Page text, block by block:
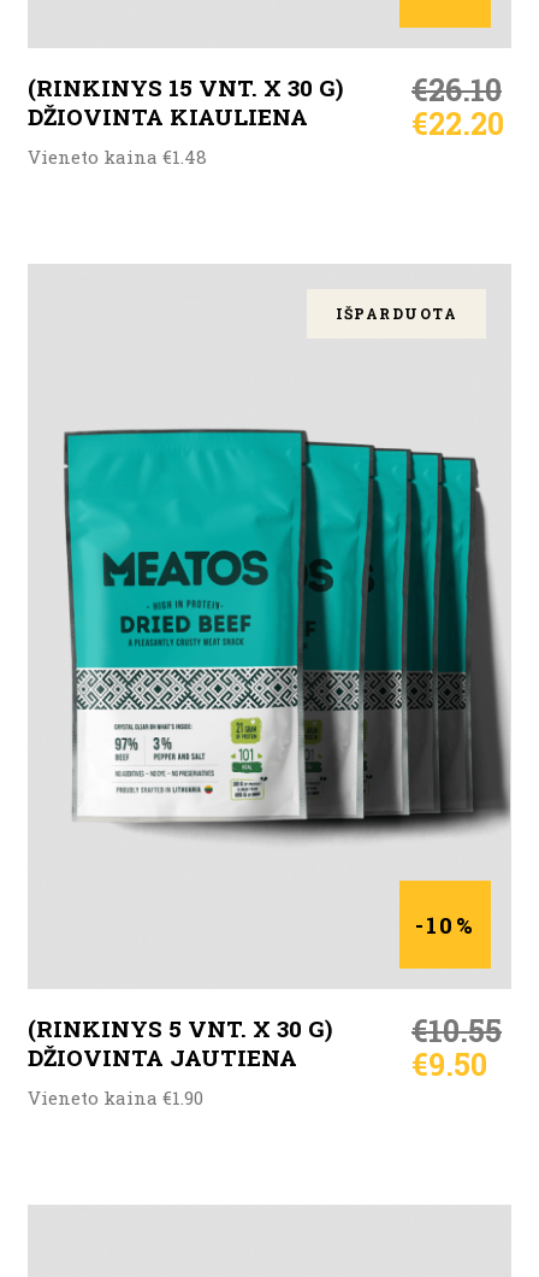
(RINKINYS 15 VNT. X 30 G)
DŽIOVINTA KIAULIENA
€26.10
€22.20
Vieneto kaina €1.48
-10%
IŠPARDUOTA
DAUGIAU
(RINKINYS 5 VNT. X 30 G)
DŽIOVINTA JAUTIENA
€10.55
€9.50
Vieneto kaina €1.90